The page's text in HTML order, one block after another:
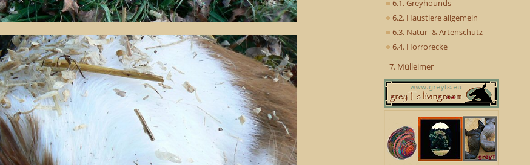
6.1. Greyhounds
6.2. Haustiere allgemein
6.3. Natur- & Artenschutz
6.4. Horrorecke
7. Mülleimer